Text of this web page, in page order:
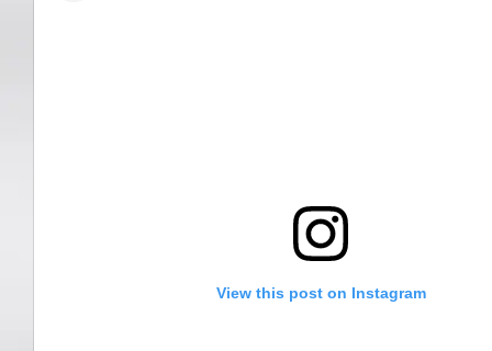
View this post on Instagram